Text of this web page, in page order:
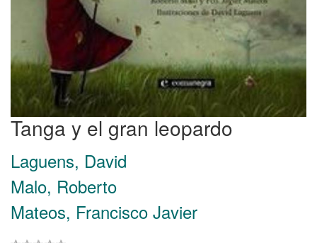
Tanga y el gran leopardo
Laguens, David
Malo, Roberto
Mateos, Francisco Javier